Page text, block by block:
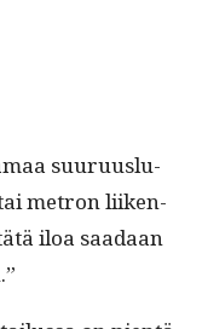
suu­ru­us­lu­
metron liiken­
iloa saadaan